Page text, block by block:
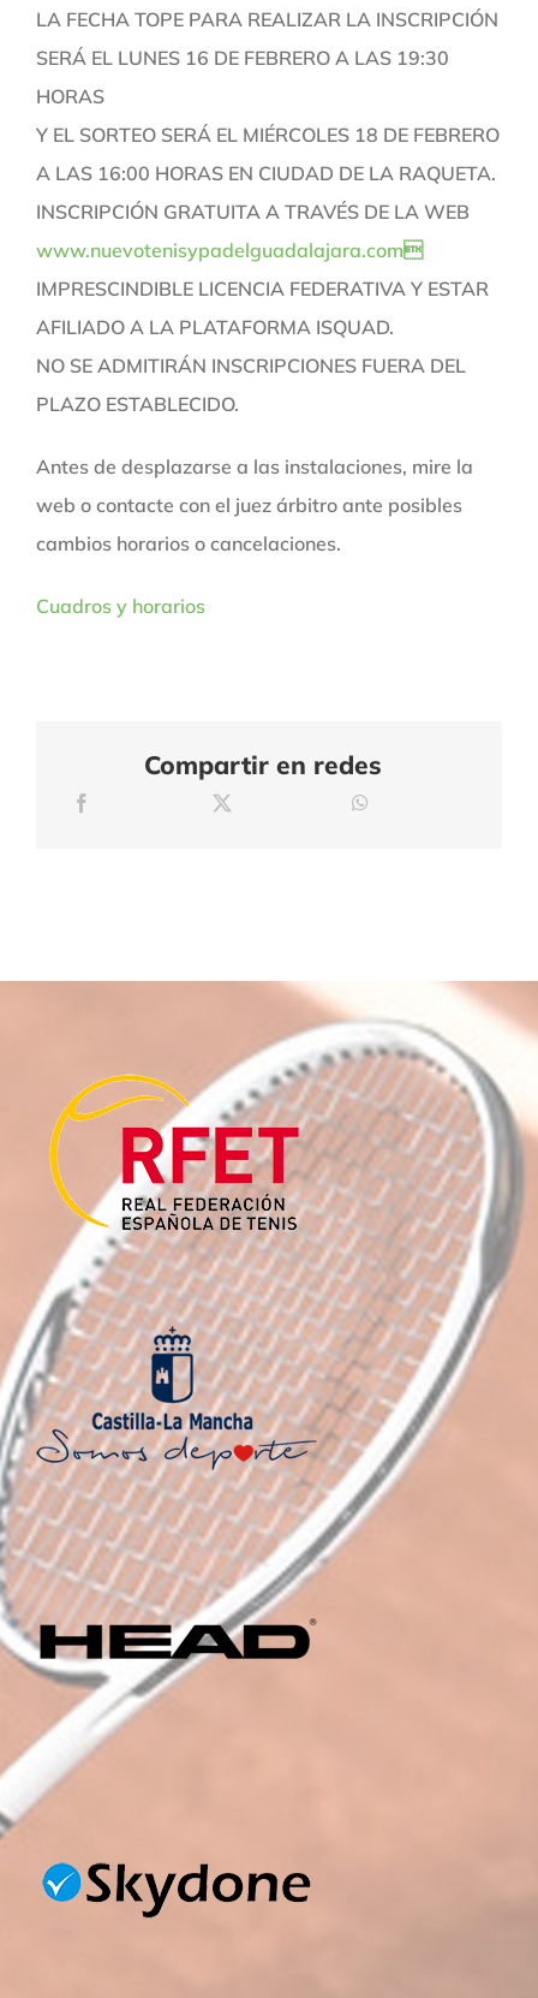
LA FECHA TOPE PARA REALIZAR LA INSCRIPCIÓN
SERÁ EL LUNES 16 DE FEBRERO A LAS 19:30
HORAS
Y EL SORTEO SERÁ EL MIÉRCOLES 18 DE FEBRERO
A LAS 16:00 HORAS EN CIUDAD DE LA RAQUETA.
INSCRIPCIÓN GRATUITA A TRAVÉS DE LA WEB
www.nuevotenisypadelguadalajara.com
IMPRESCINDIBLE LICENCIA FEDERATIVA Y ESTAR
AFILIADO A LA PLATAFORMA ISQUAD.
NO SE ADMITIRÁN INSCRIPCIONES FUERA DEL
PLAZO ESTABLECIDO.
Antes de desplazarse a las instalaciones, mire la
web o contacte con el juez árbitro ante posibles
cambios horarios o cancelaciones.
Cuadros y horarios
Compartir en redes